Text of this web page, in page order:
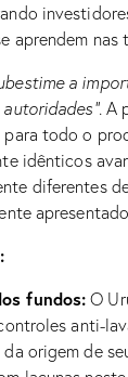
aprendem nas
a
. A
todo o
idênticos
diferentes
fundos:O
anti-
origem de